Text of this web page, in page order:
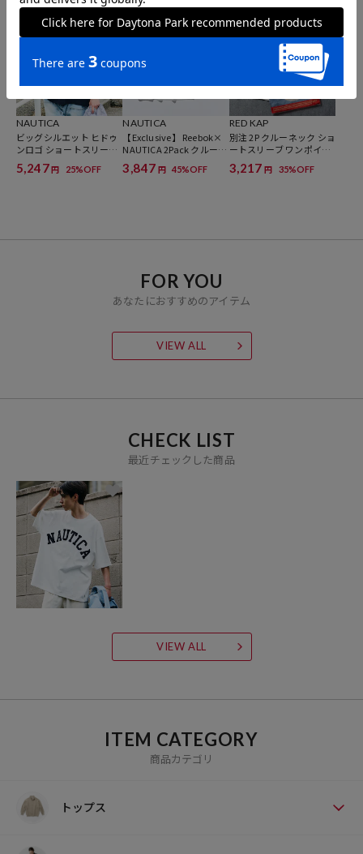
NAUTICA
ビッグシルエット ヒドゥ
ンロゴ ショートスリーブ
ポケットTシャツ
5,247円 25%OFF
NAUTICA
【Exclusive】 Reebok×
NAUTICA 2Pack クルーネ
ック ショートスリーブT
シャツ
3,847 円 45%OFF
RED KAP
別注 2P クルーネック ショ
ートスリーブ ワンポイン
トロゴ ポケットTee 2枚セ
ット
3,217 円 35%OFF
FOR YOU
あなたにおすすめのアイテム
VIEW ALL
CHECK LIST
最近チェックした商品
VIEW ALL
ITEM CATEGORY
商品カテゴリ
トップス